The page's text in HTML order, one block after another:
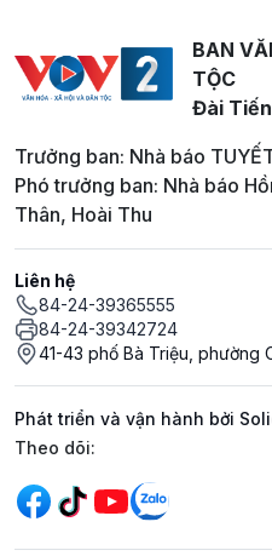
BAN
TỘC
Đài
Trưởng ban: Nhà báo
Phó trưởng ban: Nhà báo
Thân, Hoài Thu
Liên hệ
84-24-39365555
84-24-39342724
41-43 phố Bà Triệu, phường
Phát triển và vận hành bởi
Mạng xã hội
Theo dõi: